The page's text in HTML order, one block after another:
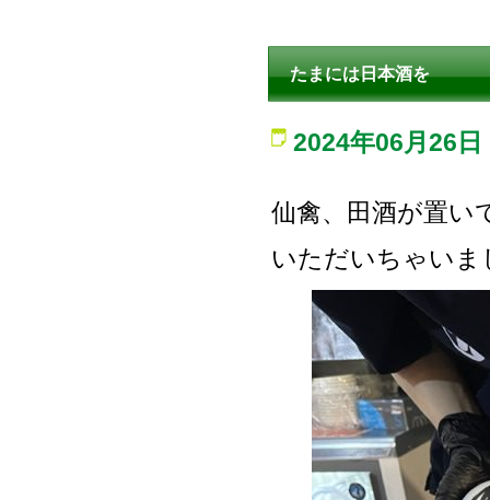
たまには日本酒を
2024年06月26日
仙禽、田酒が置い
いただいちゃいま